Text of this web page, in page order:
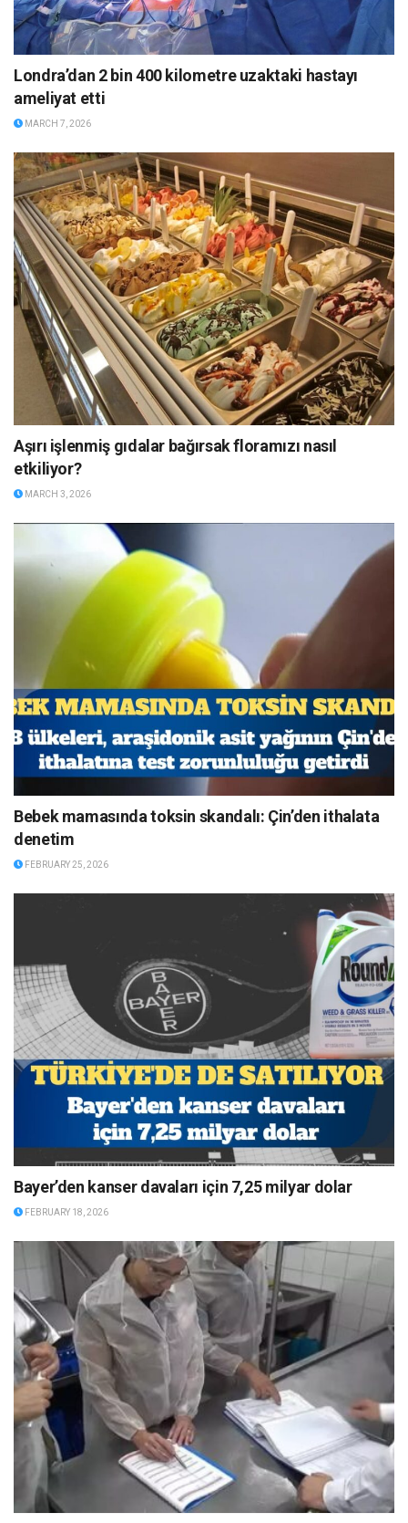
Londra’dan 2 bin 400 kilometre uzaktaki hastayı
ameliyat etti
MARCH 7, 2026
Aşırı işlenmiş gıdalar bağırsak floramızı nasıl
etkiliyor?
MARCH 3, 2026
Bebek mamasında toksin skandalı: Çin’den ithalata
denetim
FEBRUARY 25, 2026
Bayer’den kanser davaları için 7,25 milyar dolar
FEBRUARY 18, 2026